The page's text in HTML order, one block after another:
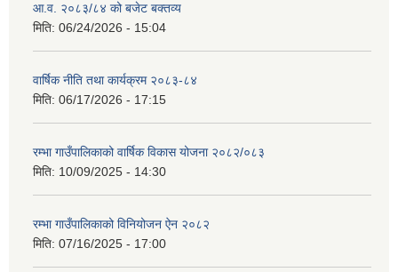
आ.व. २०८३/८४ को बजेट बक्तव्य
मिति: 06/24/2026 - 15:04
वार्षिक नीति तथा कार्यक्रम २०८३-८४
मिति: 06/17/2026 - 17:15
रम्भा गाउँपालिकाको वार्षिक विकास योजना २०८२/०८३
मिति: 10/09/2025 - 14:30
रम्भा गाउँपालिकाको विनियोजन ऐन २०८२
मिति: 07/16/2025 - 17:00